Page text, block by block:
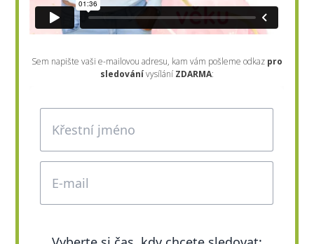
Sem napište vaši e-mailovou adresu, kam vám pošleme odkaz pro
sledovánívysílání ZDARMA: